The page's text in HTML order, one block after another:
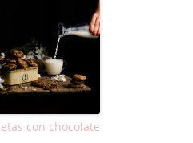
con chocolate